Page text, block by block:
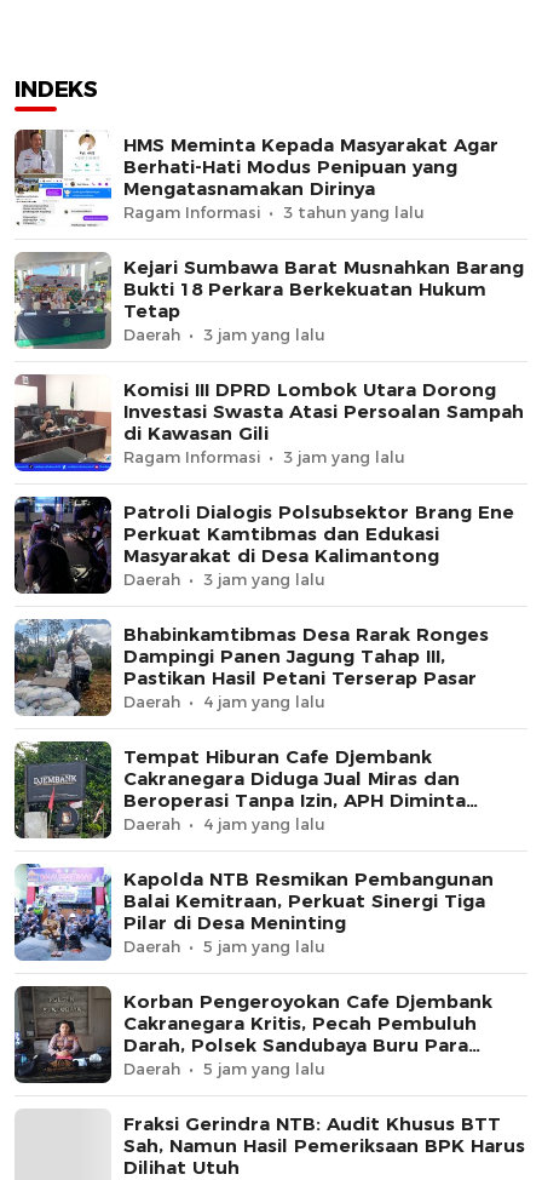
INDEKS
HMS Meminta Kepada Masyarakat Agar
Berhati-Hati Modus Penipuan yang
Mengatasnamakan Dirinya
Ragam Informasi 3 tahun yang lalu
Kejari Sumbawa Barat Musnahkan Barang
Bukti 18 Perkara Berkekuatan Hukum
Tetap
Daerah 3 jam yang lalu
Komisi III DPRD Lombok Utara Dorong
Investasi Swasta Atasi Persoalan Sampah
di Kawasan Gili
Ragam Informasi 3 jam yang lalu
Patroli Dialogis Polsubsektor Brang Ene
Perkuat Kamtibmas dan Edukasi
Masyarakat di Desa Kalimantong
Daerah 3 jam yang lalu
Bhabinkamtibmas Desa Rarak Ronges
Dampingi Panen Jagung Tahap III,
Pastikan Hasil Petani Terserap Pasar
Daerah 4 jam yang lalu
Tempat Hiburan Cafe Djembank
Cakranegara Diduga Jual Miras dan
Beroperasi Tanpa Izin, APH Diminta
Segera Bertindak
Daerah 4 jam yang lalu
Kapolda NTB Resmikan Pembangunan
Balai Kemitraan, Perkuat Sinergi Tiga
Pilar di Desa Meninting
Daerah 5 jam yang lalu
Korban Pengeroyokan Cafe Djembank
Cakranegara Kritis, Pecah Pembuluh
Darah, Polsek Sandubaya Buru Para
Pelaku.
Daerah 5 jam yang lalu
Fraksi Gerindra NTB: Audit Khusus BTT
Sah, Namun Hasil Pemeriksaan BPK Harus
Dilihat Utuh